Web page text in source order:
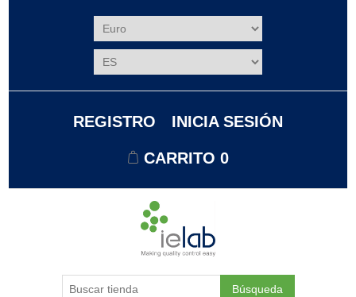
REGISTRO INICIA SESIÓN
CARRITO 0
Búsqueda